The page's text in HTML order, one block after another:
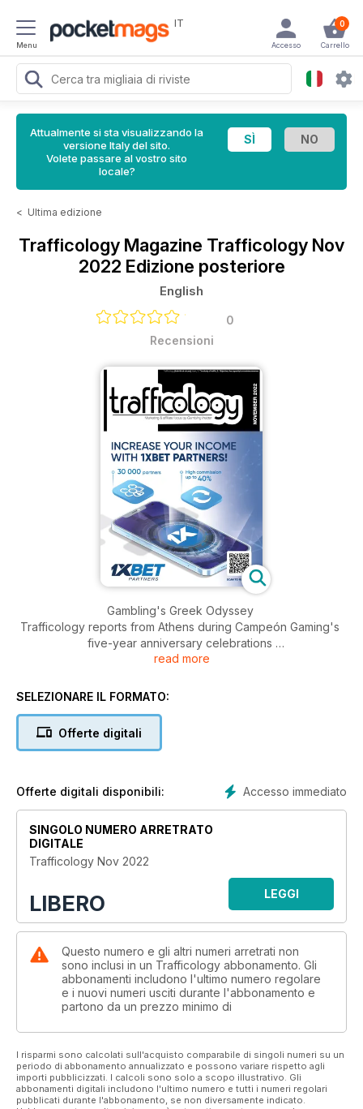
Menu
IT 0
Carrello
Accesso
Attualmente si sta visualizzando la
versione Italy del sito.
Volete passare al vostro sito
locale?
< Ultima edizione
Trafficology Magazine Trafficology Nov
2022 Edizione posteriore
English
0
Recensioni
Gambling's Greek Odyssey
Trafficology reports from Athens during Campeón Gaming's
five-year anniversary celebrations
- Casino City Press: Q3 – Top 100 affiliate programmes
- Who's next to legalise in the US?
read more
SELEZIONARE IL FORMATO:
Offerte digitali
Accesso immediato
Offerte digitali disponibili:
SINGOLO NUMERO ARRETRATO
DIGITALE
Trafficology Nov 2022
LIBERO LEGGI
Questo numero e gli altri numeri arretrati non
sono inclusi in un Trafficology abbonamento. Gli
abbonamenti includono l'ultimo numero regolare
e i nuovi numeri usciti durante l'abbonamento e
partono da un prezzo minimo di
I risparmi sono calcolati sull'acquisto comparabile di singoli numeri su un
periodo di abbonamento annualizzato e possono variare rispetto agli
importi pubblicizzati. I calcoli sono solo a scopo illustrativo. Gli
abbonamenti digitali includono l'ultimo numero e tutti i numeri regolari
pubblicati durante l'abbonamento, se non diversamente indicato.